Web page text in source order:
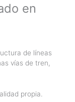
en
de líneas
vías de tren,
propia.